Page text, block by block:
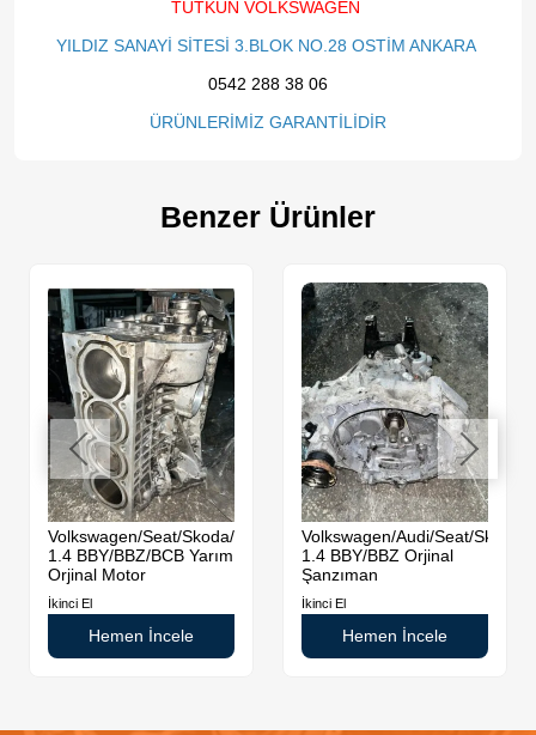
TUTKUN VOLKSWAGEN
YILDIZ SANAYİ SİTESİ 3.BLOK NO.28 OSTİM ANKARA
0542 288 38 06
ÜRÜNLERİMİZ GARANTİLİDİR
Benzer Ürünler
Volkswagen/Seat/Skoda/Audi
1.4 BBY/BBZ/BCB Yarım
Orjinal Motor
İkinci El
Hemen İncele
Volkswagen/Audi/Seat/Skoda
1.4 BBY/BBZ Orjinal
Şanzıman
İkinci El
Hemen İncele